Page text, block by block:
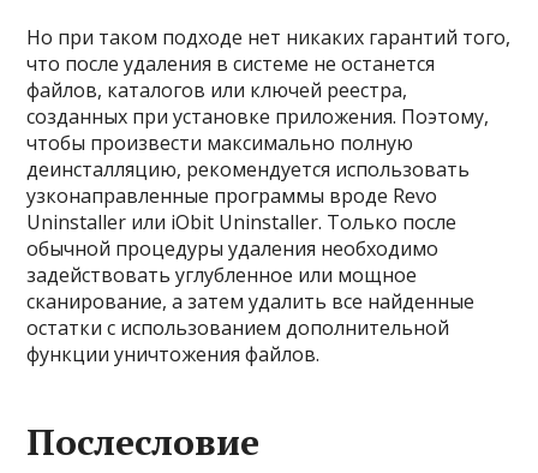
Но при таком подходе нет никаких гарантий того,
что после удаления в системе не останется
файлов, каталогов или ключей реестра,
созданных при установке приложения. Поэтому,
чтобы произвести максимально полную
деинсталляцию, рекомендуется использовать
узконаправленные программы вроде Revo
Uninstaller или iObit Uninstaller. Только после
обычной процедуры удаления необходимо
задействовать углубленное или мощное
сканирование, а затем удалить все найденные
остатки с использованием дополнительной
функции уничтожения файлов.
Послесловие